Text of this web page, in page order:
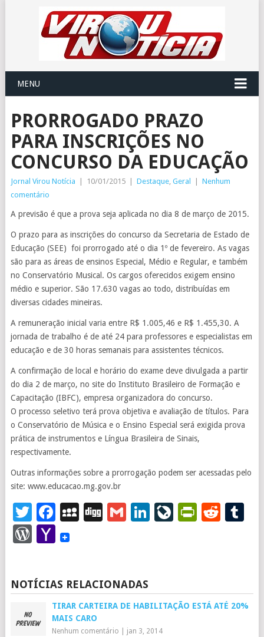
MENU
PRORROGADO PRAZO
PARA INSCRIÇÕES NO
CONCURSO DA EDUCAÇÃO
Jornal Virou Notícia 10/01/2015 Destaque, Geral
Nenhum
comentário
A previsão é que a prova seja aplicada no dia 8 de março de 2015.
O prazo para as inscrições do concurso da Secretaria de Estado de
Educação (SEE) foi prorrogado até o dia 1º de fevereiro. As vagas
são para as áreas de ensinos Especial, Médio e Regular, e também
no Conservatório Musical. Os cargos oferecidos exigem ensino
médio e superior. São 17.630 vagas ao todo, distribuídas em
diversas cidades mineiras.
A remuneração inicial varia entre R$ 1.005,46 e R$ 1.455,30. A
jornada de trabalho é de até 24 para professores e especialistas em
educação e de 30 horas semanais para assistentes técnicos.
A confirmação de local e horário do exame deve divulgada a partir
do dia 2 de março, no site do Instituto Brasileiro de Formação e
Capacitação (IBFC), empresa organizadora do concurso.
O processo seletivo terá prova objetiva e avaliação de títulos. Para
o Conservatório de Música e o Ensino Especial será exigida prova
prática de instrumentos e Língua Brasileira de Sinais,
respectivamente.
Outras informações sobre a prorrogação podem ser acessadas pelo
site: www.educacao.mg.gov.br
Twitter
Facebook
MySpace
DiggGmailLinkedIn
WordPress
Yahoo
NOTÍCIAS RELACIONADAS
TIRAR CARTEIRA DE HABILITAÇÃO ESTÁ ATÉ 20%
MAIS CARO
Nenhum comentário jan 3, 2014